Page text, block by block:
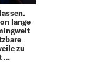
lange
zu
…